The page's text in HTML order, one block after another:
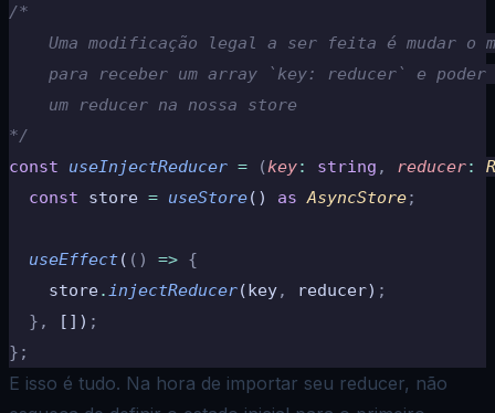
/*
Uma modificação legal a ser feita é mudar o
para receber um array `key: reducer` e poder
    um reducer na nossa store
*/
const useInjectReducer = (key: string , reducer:
  const
store = useStore() as AsyncStore;
  useEffect
( () => {
    store
.injectReducer(key, reducer) ;
  },
[]) ;
};
E isso é tudo. Na hora de importar seu reducer, não